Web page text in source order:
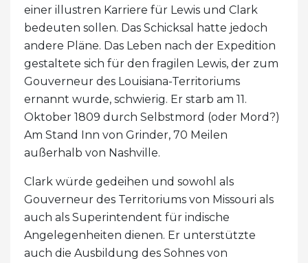
einer illustren Karriere für Lewis und Clark
bedeuten sollen. Das Schicksal hatte jedoch
andere Pläne. Das Leben nach der Expedition
gestaltete sich für den fragilen Lewis, der zum
Gouverneur des Louisiana-Territoriums
ernannt wurde, schwierig. Er starb am 11.
Oktober 1809 durch Selbstmord (oder Mord?)
Am Stand Inn von Grinder, 70 Meilen
außerhalb von Nashville.
Clark würde gedeihen und sowohl als
Gouverneur des Territoriums von Missouri als
auch als Superintendent für indische
Angelegenheiten dienen. Er unterstützte
auch die Ausbildung des Sohnes von